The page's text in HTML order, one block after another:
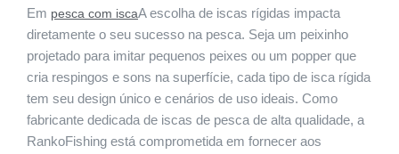
Em pesca com iscaA escolha de iscas rígidas impacta
diretamente o seu sucesso na pesca. Seja um peixinho
projetado para imitar pequenos peixes ou um popper que
cria respingos e sons na superfície, cada tipo de isca rígida
tem seu design único e cenários de uso ideais. Como
fabricante dedicada de iscas de pesca de alta qualidade, a
RankoFishing está comprometida em fornecer aos